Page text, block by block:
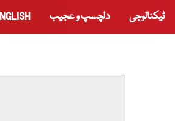
ٹیکنالوجی دلچسپ و عجیب